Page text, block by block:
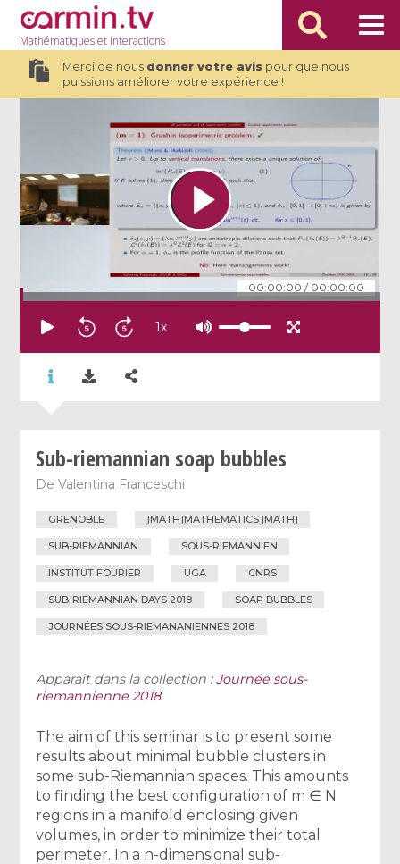
Mathématiqueset Interactions
Merci de nous donner votre avispour que nous
puissions améliorer votre expérience !
00:00:00 / 00:00:00
1x
Sub-riemannian soap bubbles
DeValentina Franceschi
GRENOBLE [MATH]MATHEMATICS [MATH]
SUB-RIEMANNIAN SOUS-RIEMANNIEN
INSTITUT FOURIER UGA CNRS
SUB-RIEMANNIAN DAYS 2018 SOAP BUBBLES
JOURNÉES SOUS-RIEMANANIENNES 2018
Apparaît dans la collection :Journée sous-
riemannienne 2018
The aim of this seminar is to present some
results about minimal bubble clusters in
some sub-Riemannian spaces. This amounts
to finding the best configuration of m ∈ N
regions in a manifold enclosing given
volumes, in order to minimize their total
perimeter. In a n-dimensional sub-